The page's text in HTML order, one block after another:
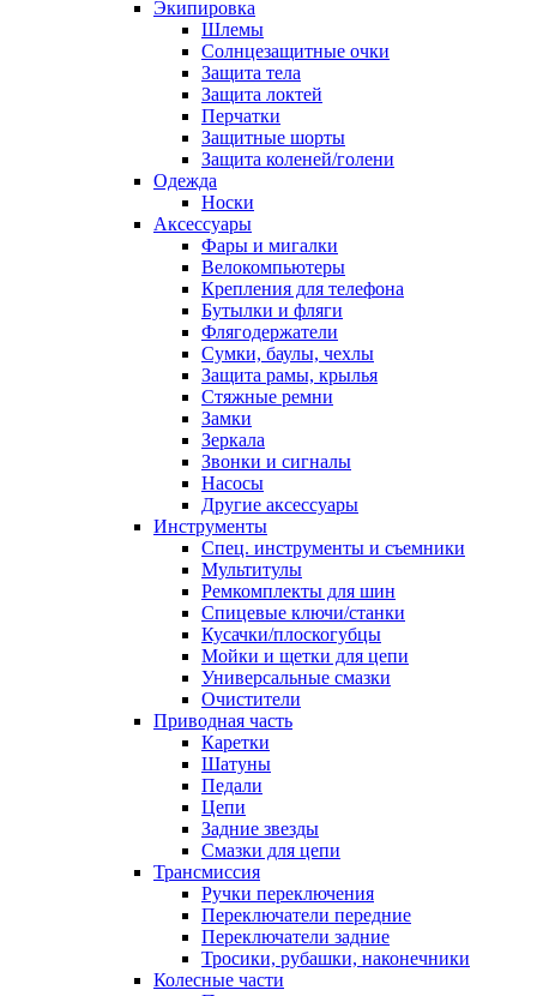
Экипировка
Шлемы
Солнцезащитные очки
Защита тела
Защита локтей
Перчатки
Защитные шорты
Защита коленей/голени
Одежда
Носки
Аксессуары
Фары и мигалки
Велокомпьютеры
Крепления для телефона
Бутылки и фляги
Флягодержатели
Сумки, баулы, чехлы
Защита рамы, крылья
Стяжные ремни
Замки
Зеркала
Звонки и сигналы
Насосы
Другие аксессуары
Инструменты
Спец. инструменты и съемники
Мультитулы
Ремкомплекты для шин
Спицевые ключи/станки
Кусачки/плоскогубцы
Мойки и щетки для цепи
Универсальные смазки
Очистители
Приводная часть
Каретки
Шатуны
Педали
Цепи
Задние звезды
Смазки для цепи
Трансмиссия
Ручки переключения
Переключатели передние
Переключатели задние
Тросики, рубашки, наконечники
Колесные части